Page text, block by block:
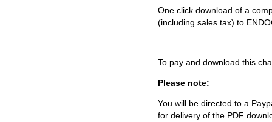
One click download of a
(including sales tax) to
To pay and download this
Please note:
You will be directed to a
for delivery of the PDF